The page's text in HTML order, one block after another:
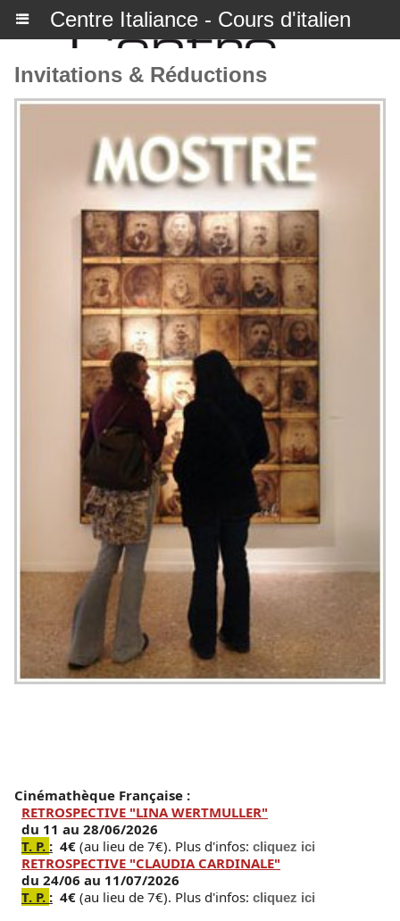
Centre Italiance - Cours d'italien
Invitations & Réductions
Cinémathèque Française :
RETROSPECTIVE "LINA WERTMULLER"
du 11 au 28/06/2026
T. P. : 4€ (au lieu de 7€). Plus d'infos: cliquez ici
RETROSPECTIVE "CLAUDIA CARDINALE"
du 24/06 au 11/07/2026
T. P. : 4€ (au lieu de 7€). Plus d'infos: cliquez ici